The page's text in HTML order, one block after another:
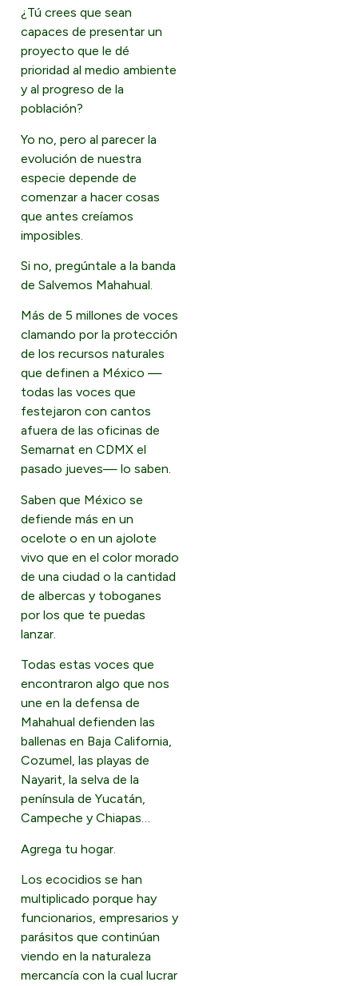
¿Tú crees que sean
capaces de presentar un
proyecto que le dé
prioridad al medio ambiente
y al progreso de la
población?
Yo no, pero al parecer la
evolución de nuestra
especie depende de
comenzar a hacer cosas
que antes creíamos
imposibles.
Si no, pregúntale a la banda
de Salvemos Mahahual.
Más de 5 millones de voces
clamando por la protección
de los recursos naturales
que definen a México —
todas las voces que
festejaron con cantos
afuera de las oficinas de
Semarnat en CDMX el
pasado jueves— lo saben.
Saben que México se
defiende más en un
ocelote o en un ajolote
vivo que en el color morado
de una ciudad o la cantidad
de albercas y toboganes
por los que te puedas
lanzar.
Todas estas voces que
encontraron algo que nos
une en la defensa de
Mahahual defienden las
ballenas en Baja California,
Cozumel, las playas de
Nayarit, la selva de la
península de Yucatán,
Campeche y Chiapas…
Agrega tu hogar.
Los ecocidios se han
multiplicado porque hay
funcionarios, empresarios y
parásitos que continúan
viendo en la naturaleza
mercancía con la cual lucrar